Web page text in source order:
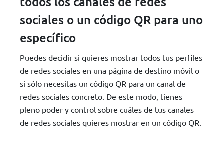
sociales o un código QR para uno
específico
Puedes decidir si quieres mostrar todos tus perfiles
de redes sociales en una página de destino móvil o
si sólo necesitas un código QR para un canal de
redes sociales concreto. De este modo, tienes
pleno poder y control sobre cuáles de tus canales
de redes sociales quieres mostrar en un código QR.